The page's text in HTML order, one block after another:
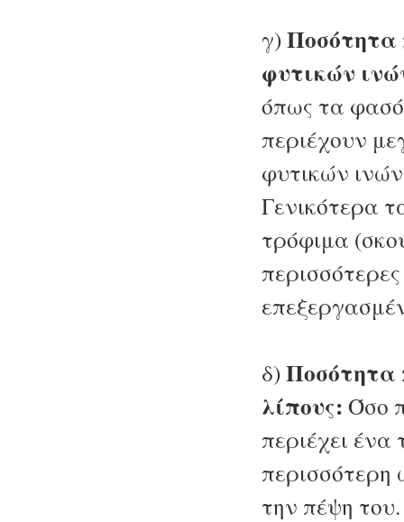
γ)Ποσότητα
φυτικών
όπως τα
περιέχουν
φυτικών
Γενικότερα
τρόφιμα
δ)Ποσότητα
λίπους: Όσο
περιέχει
περισσότερη
την πέψη του.